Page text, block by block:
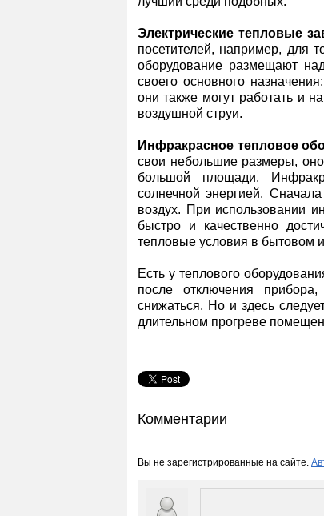
Электрические тепловые
посетителей, например, для
оборудование размещают
своего основного
они также могут работать и
воздушной струи.
Инфракрасное тепловое
свои небольшие размеры, оно
большой площади.
солнечной энергией.
воздух. При использовании
быстро и качественно
тепловые условия в
Есть у теплового
после отключения
снижаться. Но и здесь
длительном прогреве
Комментарии
Вы не зарегистрированные на сайте.